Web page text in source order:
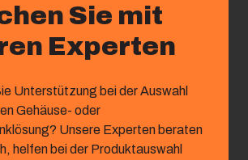
Sie mit
Experten
Unterstützung bei der Auswahl
Gehäuse- oder
Unsere Experten beraten
helfen bei der Produktauswahl